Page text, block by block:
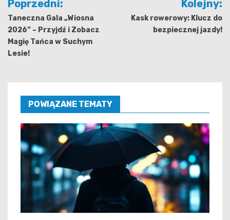
wpisu
Poprzedni:
Taneczna Gala „Wiosna
2026” – Przyjdź i Zobacz
Magię Tańca w Suchym
Lesie!
Kolejny:
Kask rowerowy: Klucz do
bezpiecznej jazdy!
POWIĄZANE TEMATY